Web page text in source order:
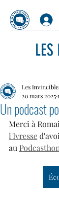
Un podcast
Les
20 mars 2025
Merci à
l'Ivresse
au Podcasthon